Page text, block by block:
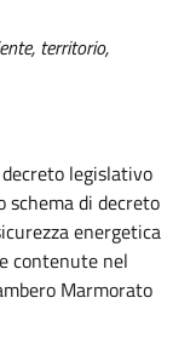
territorio,
legislativo
schema di decreto
energetica
contenute nel
Marmorato